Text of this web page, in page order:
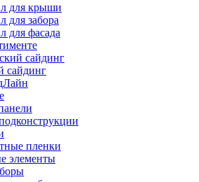
для крыши
для забора
для фасада
сайдинг
сайдинг
пленки
элементы